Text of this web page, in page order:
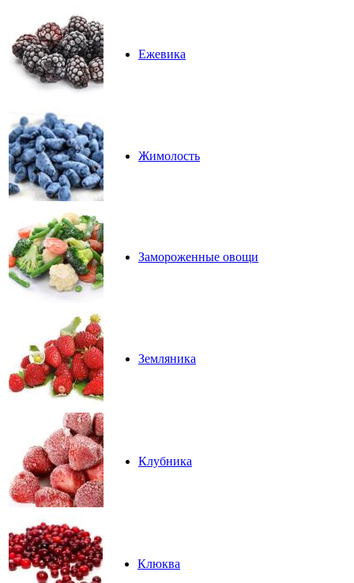
Ежевика
Жимолость
Замороженные овощи
Земляника
Клубника
Клюква